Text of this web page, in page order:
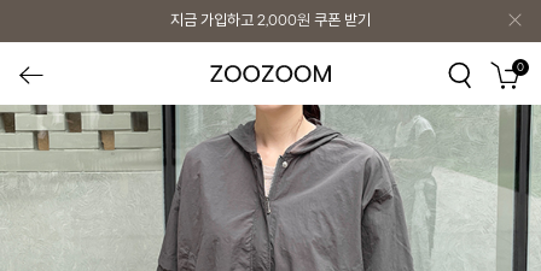
지금 가입하고 2,000원 쿠폰 받기
0